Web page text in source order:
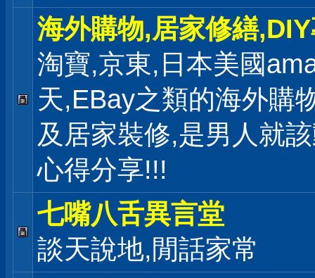
海外購物,居家修繕
淘寶,京東,日本美國
天,EBay之類的海外購
及居家裝修,是男人就
心得分享!!!
七嘴八舌異言堂
談天說地,閒話家常